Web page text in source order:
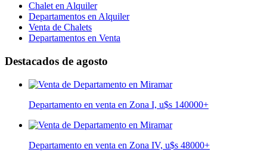
Chalet en Alquiler
Departamentos en Alquiler
Venta de Chalets
Departamentos en Venta
Destacados de agosto
Departamento en venta en Zona I, u$s 140000+
Departamento en venta en Zona IV, u$s 48000+